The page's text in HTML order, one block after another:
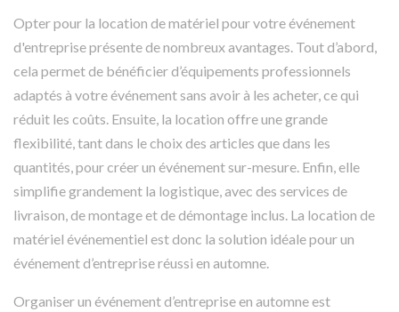
Opter pour la location de matériel pour votre événement
d'entreprise présente de nombreux avantages. Tout d’abord,
cela permet de bénéficier d’équipements professionnels
adaptés à votre événement sans avoir à les acheter, ce qui
réduit les coûts. Ensuite, la location offre une grande
flexibilité, tant dans le choix des articles que dans les
quantités, pour créer un événement sur-mesure. Enfin, elle
simplifie grandement la logistique, avec des services de
livraison, de montage et de démontage inclus. La location de
matériel événementiel est donc la solution idéale pour un
événement d’entreprise réussi en automne.
Organiser un événement d’entreprise en automne est